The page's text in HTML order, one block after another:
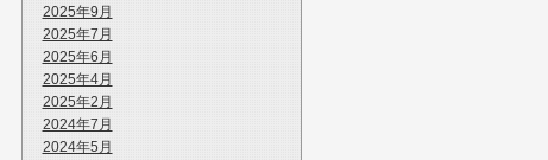
2025年9月
2025年7月
2025年6月
2025年4月
2025年2月
2024年7月
2024年5月